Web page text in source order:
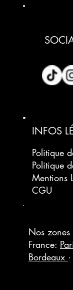
Nos
France:
Bordeaux ·
INFOS
Politique
Politique
Mentions
CGU